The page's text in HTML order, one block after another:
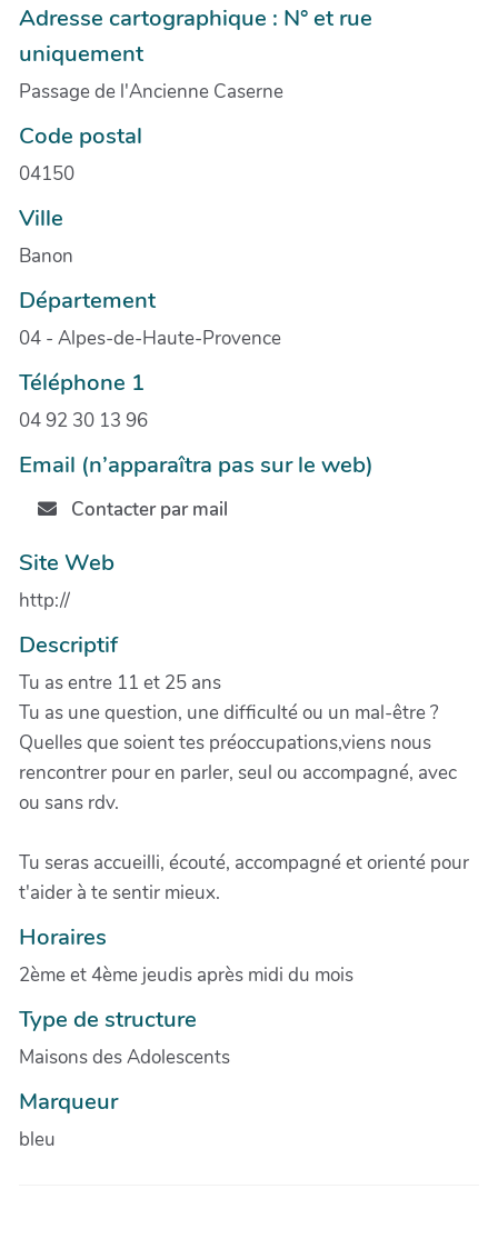
Adresse cartographique : N° et rue
uniquement
Passage de l'Ancienne Caserne
Code postal
04150
Ville
Banon
Département
04 - Alpes-de-Haute-Provence
Téléphone 1
04 92 30 13 96
Email (n’apparaîtra pas sur le web)
Contacter par mail
Site Web
http://
Descriptif
Tu as entre 11 et 25 ans
Tu as une question, une difficulté ou un mal-être ?
Quelles que soient tes préoccupations,viens nous
rencontrer pour en parler, seul ou accompagné, avec
ou sans rdv.
Tu seras accueilli, écouté, accompagné et orienté pour
t'aider à te sentir mieux.
Horaires
2ème et 4ème jeudis après midi du mois
Type de structure
Maisons des Adolescents
Marqueur
bleu